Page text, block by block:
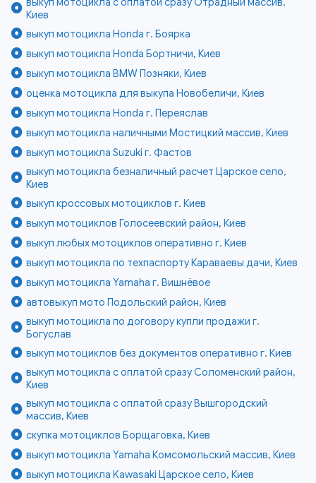
Киев
выкуп мотоцикла Honda г. Боярка
выкуп мотоцикла Honda Бортничи, Киев
выкуп мотоцикла BMW Позняки, Киев
оценка мотоцикла для выкупа Новобеличи, Киев
выкуп мотоцикла Honda г. Переяслав
выкуп мотоцикла наличными Мостицкий массив, Киев
выкуп мотоцикла Suzuki г. Фастов
выкуп мотоцикла безналичный расчет Царское село,
Киев
выкуп кроссовых мотоциклов г. Киев
выкуп мотоциклов Голосеевский район, Киев
выкуп любых мотоциклов оперативно г. Киев
выкуп мотоцикла по техпаспорту Караваевы дачи, Киев
выкуп мотоцикла Yamaha г. Вишнёвое
автовыкуп мото Подольский район, Киев
выкуп мотоцикла по договору купли продажи г.
Богуслав
выкуп мотоциклов без документов оперативно г. Киев
выкуп мотоцикла с оплатой сразу Соломенский район,
Киев
выкуп мотоцикла с оплатой сразу Вышгородский
массив, Киев
скупка мотоциклов Борщаговка, Киев
выкуп мотоцикла Yamaha Комсомольский массив, Киев
выкуп мотоцикла Kawasaki Царское село, Киев